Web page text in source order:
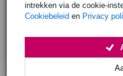
intrekken via de cookie-
Cookiebeleid en Privacy